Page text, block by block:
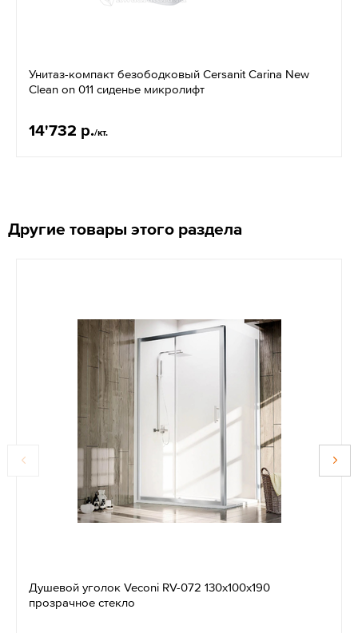
Унитаз-компакт безободковый Cersanit Carina New
Clean on 011 сиденье микролифт
14'732 р./кт.
Другие товары этого раздела
Душевой уголок Veconi RV-072 130х100х190
прозрачное стекло